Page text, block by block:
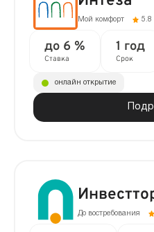
Мой комфорт 5.8
до 6 %
Ставка
1 год
Срок
онлайн открытие
До востребования